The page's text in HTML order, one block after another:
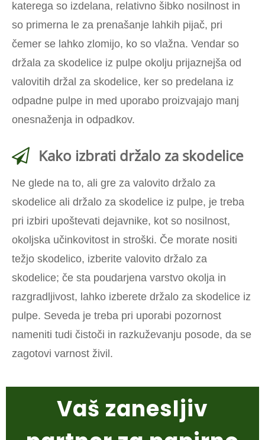
katerega so izdelana, relativno šibko nosilnost in
so primerna le za prenašanje lahkih pijač, pri
čemer se lahko zlomijo, ko so vlažna. Vendar so
držala za skodelice iz pulpe okolju prijaznejša od
valovitih držal za skodelice, ker so predelana iz
odpadne pulpe in med uporabo proizvajajo manj
onesnaženja in odpadkov.
Kako izbrati držalo za skodelice
Ne glede na to, ali gre za valovito držalo za
skodelice ali držalo za skodelice iz pulpe, je treba
pri izbiri upoštevati dejavnike, kot so nosilnost,
okoljska učinkovitost in stroški. Če morate nositi
težjo skodelico, izberite valovito držalo za
skodelice; če sta poudarjena varstvo okolja in
razgradljivost, lahko izberete držalo za skodelice iz
pulpe. Seveda je treba pri uporabi pozornost
nameniti tudi čistoči in razkuževanju posode, da se
zagotovi varnost živil.
Vaš zanesljiv